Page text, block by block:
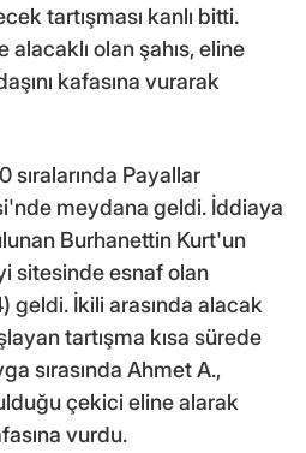
tartışması kanlı bitti.
olan şahıs, eline
kafasına vurarak
Payallar
meydana geldi. İddiaya
Burhanettin Kurt'un
sitesinde esnaf olan
geldi. İkili arasında alacak
tartışma kısa sürede
sırasında Ahmet A.,
çekici eline alarak
vurdu.